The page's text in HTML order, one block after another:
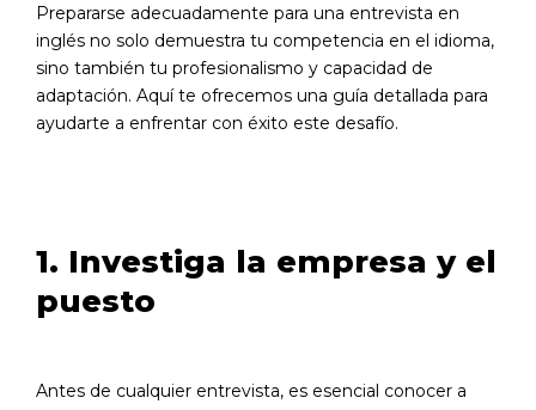
Prepararse adecuadamente para una entrevista en
inglés no solo demuestra tu competencia en el idioma,
sino también tu profesionalismo y capacidad de
adaptación. Aquí te ofrecemos una guía detallada para
ayudarte a enfrentar con éxito este desafío.
1. Investiga la empresa y el
puesto
Antes de cualquier entrevista, es esencial conocer a